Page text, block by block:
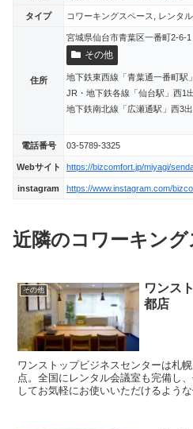
タイプ コワーキングスペース, レンタ
住所
宮城県仙台市青葉区一番町2-6-
その他
地下鉄東西線「青葉通一番町駅
JR・地下鉄各線「仙台駅」西1
地下鉄南北線「広瀬通駅」西3
電話番号 03-5789-3325
Webサイト https://bizcomfort.jp/miyagi/
instagram https://www.instagram.com/
近隣のコワーキング
その他
ワンス
都店
ワンストップビジネスセンターは札
点。全国にレンタル会議室も完備し
してお気軽にお使いいただけるよう